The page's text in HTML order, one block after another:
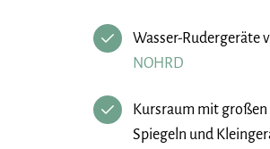
Wasser-Rudergeräte
NOHRD
Kursraum mit großen
Spiegeln und